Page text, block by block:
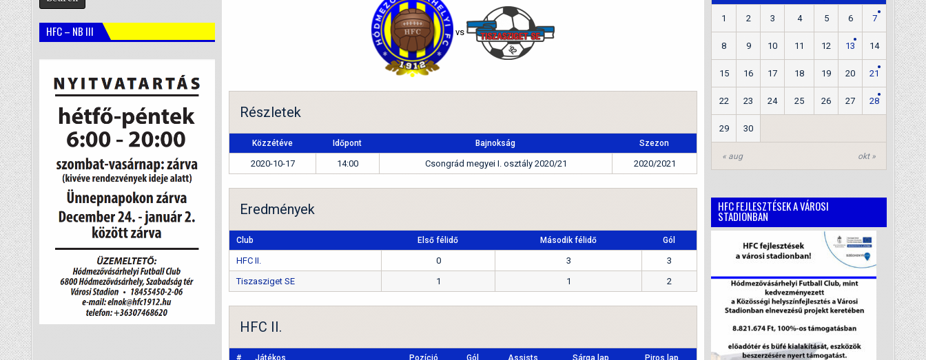
vs
Részletek
Közzétéve Időpont Bajnokság Szezon
2020-10-17 14:00 Csongrád megyei I. osztály 2020/21 2020/2021
Eredmények
Club Első félidő Második félidő Gól
HFC II. 0 3
3
Tiszasziget SE
1 1 2
HFC II.
# Játékos Pozíció Gól Assists Sárga lap Piros lap
HFC – NB III
« aug okt »
1 2 3 4 5 6 7
8 9 10 11 12 13 14
15 16 17 18 19 20 21
22 23 24 25 26 27 28
29 30
HFC FEJLESZTÉSEK A VÁROSI
STADIONBAN